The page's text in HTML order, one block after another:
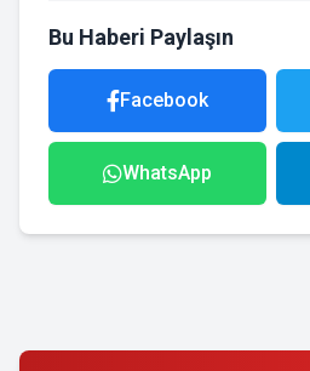
Bu Haberi Paylaşın
Facebook
WhatsApp